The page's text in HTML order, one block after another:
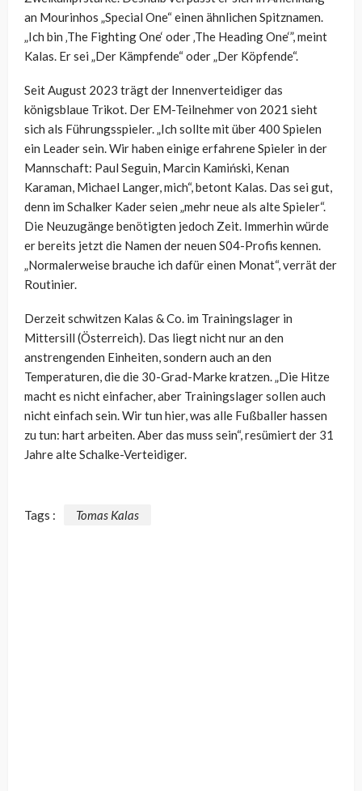
an Mourinhos „Special One“ einen ähnlichen Spitznamen.
„Ich bin ‚The Fighting One‘ oder ‚The Heading One‘”, meint
Kalas. Er sei „Der Kämpfende“ oder „Der Köpfende“.
Seit August 2023 trägt der Innenverteidiger das
königsblaue Trikot. Der EM-Teilnehmer von 2021 sieht
sich als Führungsspieler. „Ich sollte mit über 400 Spielen
ein Leader sein. Wir haben einige erfahrene Spieler in der
Mannschaft: Paul Seguin, Marcin Kamiński, Kenan
Karaman, Michael Langer, mich“, betont Kalas. Das sei gut,
denn im Schalker Kader seien „mehr neue als alte Spieler“.
Die Neuzugänge benötigten jedoch Zeit. Immerhin würde
er bereits jetzt die Namen der neuen S04-Profis kennen.
„Normalerweise brauche ich dafür einen Monat“, verrät der
Routinier.
Derzeit schwitzen Kalas & Co. im Trainingslager in
Mittersill (Österreich). Das liegt nicht nur an den
anstrengenden Einheiten, sondern auch an den
Temperaturen, die die 30-Grad-Marke kratzen. „Die Hitze
macht es nicht einfacher, aber Trainingslager sollen auch
nicht einfach sein. Wir tun hier, was alle Fußballer hassen
zu tun: hart arbeiten. Aber das muss sein“, resümiert der 31
Jahre alte Schalke-Verteidiger.
Tags : Tomas Kalas